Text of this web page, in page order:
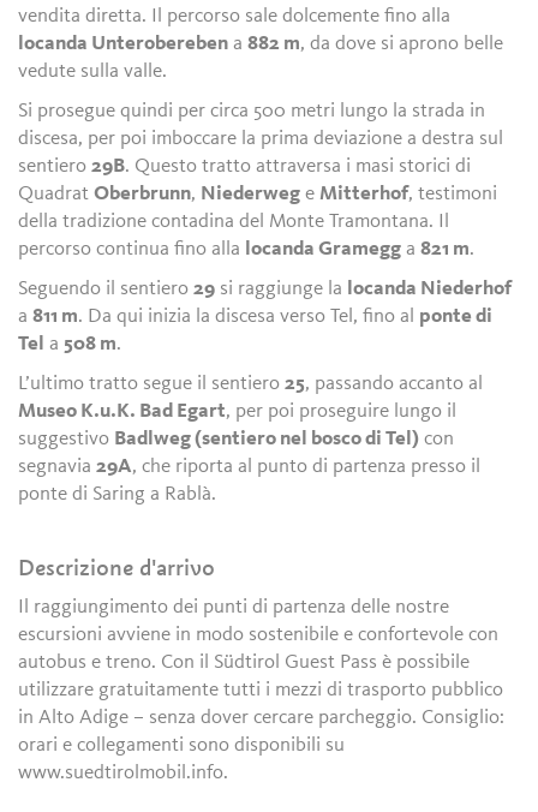
vendita diretta. Il percorso sale dolcemente fino alla
locanda Unterobereben a882 m, da dove si aprono belle
vedute sulla valle.
Si prosegue quindi per circa 500 metri lungo la strada in
discesa, per poi imboccare la prima deviazione a destra sul
sentiero29B. Questo tratto attraversa i masi storici di
QuadratOberbrunn, Niederweg eMitterhof, testimoni
della tradizione contadina del Monte Tramontana. Il
percorso continua fino alla locanda Gramegg a821 m.
Seguendo il sentiero29 si raggiunge la locanda Niederhof
a811 m. Da qui inizia la discesa verso Tel, fino al ponte di
Tel a 508 m.
L’ultimo tratto segue il sentiero25, passando accanto al
Museo K.u.K. Bad Egart, per poi proseguire lungo il
suggestivo Badlweg (sentiero nel bosco di Tel) con
segnavia29A, che riporta al punto di partenza presso il
ponte di Saring a Rablà.
Descrizione d'arrivo
Il raggiungimento dei punti di partenza delle nostre
escursioni avviene in modo sostenibile e confortevole con
autobus e treno. Con il Südtirol Guest Pass è possibile
utilizzare gratuitamente tutti i mezzi di trasporto pubblico
in Alto Adige – senza dover cercare parcheggio. Consiglio:
orari e collegamenti sono disponibili su
www.suedtirolmobil.info.